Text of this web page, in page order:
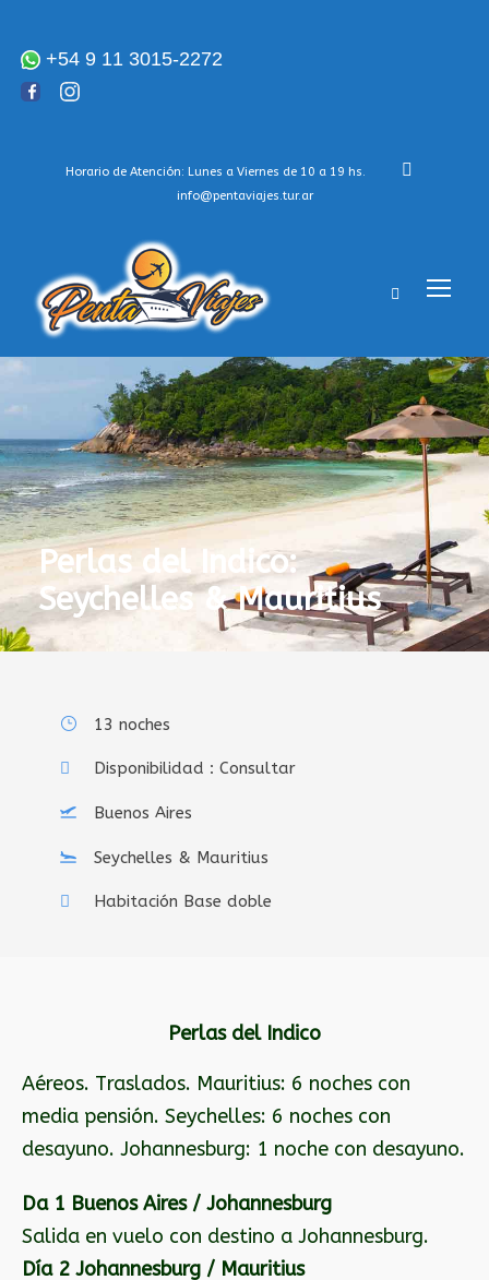
+54 9 11 3015-2272
Horario de Atención: Lunes a Viernes de 10 a 19 hs.
info@pentaviajes.tur.ar
Perlas del Indico:
Seychelles & Mauritius
13 noches
Disponibilidad : Consultar
Buenos Aires
Seychelles & Mauritius
Habitación Base doble
Perlas del Indico
Aéreos. Traslados. Mauritius: 6 noches con
media pensión. Seychelles: 6 noches con
desayuno. Johannesburg: 1 noche con desayuno.
Da 1 Buenos Aires / Johannesburg
Salida en vuelo con destino a Johannesburg.
Día 2 Johannesburg / Mauritius